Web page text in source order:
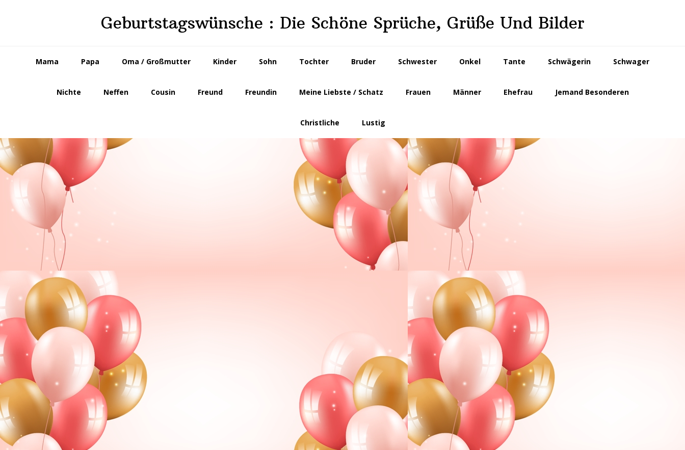
Geburtstagswünsche : Die Schöne Sprüche, Grüße Und Bilder
Mama Papa Oma / Großmutter Kinder Sohn Tochter Bruder Schwester Onkel Tante Schwägerin Schwager
Nichte Neffen Cousin Freund Freundin Meine Liebste / Schatz Frauen Männer Ehefrau Jemand Besonderen
Christliche Lustig